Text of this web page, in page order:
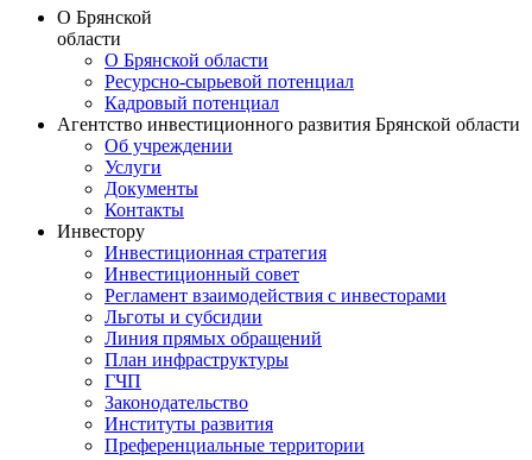
О Брянской
области
О Брянской области
Ресурсно-сырьевой потенциал
Кадровый потенциал
Агентство инвестиционного развития Брянской области
Об учреждении
Услуги
Документы
Контакты
Инвестору
Инвестиционная стратегия
Инвестиционный совет
Регламент взаимодействия с инвесторами
Льготы и субсидии
Линия прямых обращений
План инфраструктуры
ГЧП
Законодательство
Институты развития
Преференциальные территории